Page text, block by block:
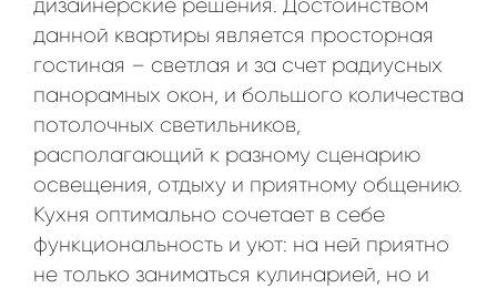
дизайнерские решения. Достоинством
данной квартиры является просторная
гостиная – светлая и за счет радиусных
панорамных окон, и большого количества
потолочных светильников,
располагающий к разному сценарию
освещения, отдыху и приятному общению.
Кухня оптимально сочетает в себе
функциональность и уют: на ней приятно
не только заниматься кулинарией, но и